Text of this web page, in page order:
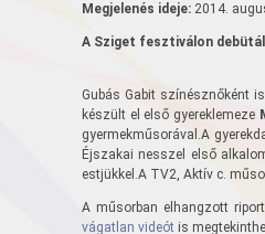
Megjelenés ideje: 2014.
A Sziget fesztiválon
Gubás Gabit színésznőként
készült el első gyereklemeze
gyermekműsorával.A
Éjszakai nesszel első
estjükkel.A TV2, Aktív c.
A műsorban elhangzott
vágatlan videót is